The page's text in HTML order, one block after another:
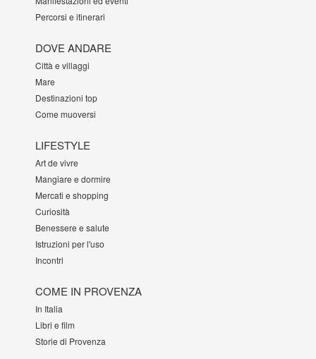
Percorsi e itinerari
DOVE ANDARE
Città e villaggi
Mare
Destinazioni top
Come muoversi
LIFESTYLE
Art de vivre
Mangiare e dormire
Mercati e shopping
Curiosità
Benessere e salute
Istruzioni per l'uso
Incontri
COME IN PROVENZA
In Italia
Libri e film
Storie di Provenza